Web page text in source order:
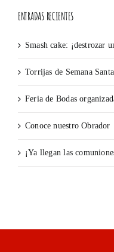
ENTRADAS RECIENTES
Smash cake: ¡destrozar
Torrijas de Semana
Feria de Bodas
Conoce nuestro Obrador
¡Ya llegan las